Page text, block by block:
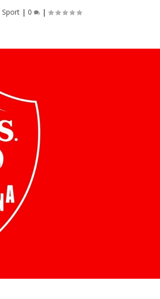
Sport |0 |